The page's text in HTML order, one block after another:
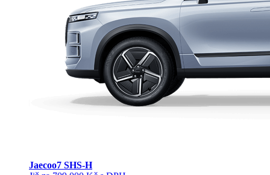
Jaecoo7 SHS-H